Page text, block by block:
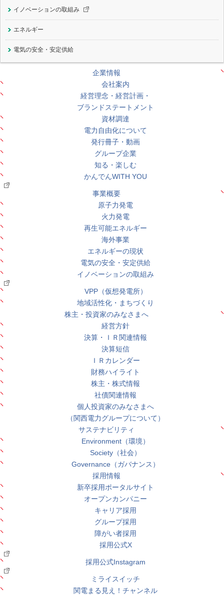
イノベーションの取組み
エネルギー
電気の安全・安定供給
企業情報
会社案内
経営理念・経営計画・
ブランドステートメント
資材調達
電力自由化について
発行冊子・動画
グループ企業
知る・楽しむ
かんでんWITH YOU
事業概要
原子力発電
火力発電
再生可能エネルギー
海外事業
エネルギーの現状
電気の安全・安定供給
イノベーションの取組み
VPP（仮想発電所）
地域活性化・まちづくり
株主・投資家のみなさまへ
経営方針
決算・ＩＲ関連情報
決算短信
ＩＲカレンダー
財務ハイライト
株主・株式情報
社債関連情報
個人投資家のみなさまへ
（関西電力グループについて）
サステナビリティ
Environment（環境）
Society（社会）
Governance（ガバナンス）
採用情報
新卒採用ポータルサイト
オープンカンパニー
キャリア採用
グループ採用
障がい者採用
採用公式X
採用公式Instagram
ミライスイッチ
関電まる見え！チャンネル